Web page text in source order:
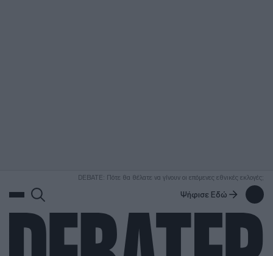
DEBATE: Πότε θα θέλατε να γίνουν οι επόμενες εθνικές εκλογές;
Ψήφισε Εδώ